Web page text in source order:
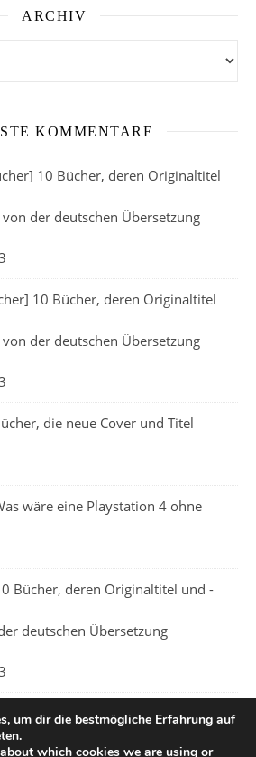
ARCHIV
KOMMENTARE
10 Bücher, deren Originaltitel
der deutschen Übersetzung
10 Bücher, deren Originaltitel
der deutschen Übersetzung
die neue Cover und Titel
wäre eine Playstation 4 ohne
Bücher, deren Originaltitel und -
deutschen Übersetzung
um dir die bestmögliche Erfahrung auf
which cookies we are using or